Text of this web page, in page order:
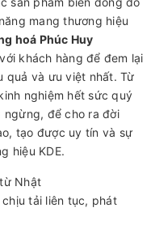
mang thương hiệu
hoá Phúc Huy
khách hàng để đem lại
quả và ưu việt nhất. Từ
nghiệm hết sức quý
ngừng, để cho ra đời
tạo được uy tín và sự
hiệu KDE.
Nhật
tải liên tục, phát